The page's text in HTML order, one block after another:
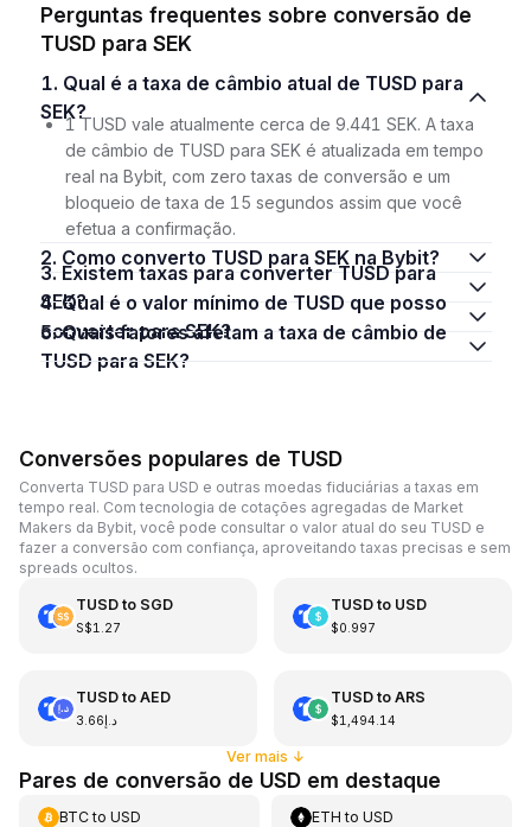
Perguntas frequentes sobre conversão de
TUSD para SEK
1. Qual é a taxa de câmbio atual de TUSD para
SEK?
1 TUSD vale atualmente cerca de 9.441 SEK. A taxa
de câmbio de TUSD para SEK é atualizada em tempo
real na Bybit, com zero taxas de conversão e um
bloqueio de taxa de 15 segundos assim que você
efetua a confirmação.
2. Como converto TUSD para SEK na Bybit?
3. Existem taxas para converter TUSD para
SEK?
4. Qual é o valor mínimo de TUSD que posso
converter para SEK?
5. Quais fatores afetam a taxa de câmbio de
TUSD para SEK?
Conversões populares de TUSD
Converta TUSD para USD e outras moedas fiduciárias a taxas em
tempo real. Com tecnologia de cotações agregadas de Market
Makers da Bybit, você pode consultar o valor atual do seu TUSD e
fazer a conversão com confiança, aproveitando taxas precisas e sem
spreads ocultos.
TUSDto SGD
S$1.27
TUSDto USD
$0.997
TUSDto AED
د.إ3.66
TUSDto ARS
$1,494.14
Ver mais ↓
Pares de conversão de USD em destaque
BTCto USD ETH toUSD